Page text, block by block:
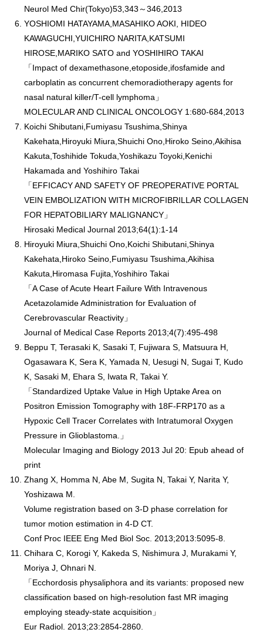
Neurol Med Chir(Tokyo)53,343～346,2013
YOSHIOMI HATAYAMA,MASAHIKO AOKI, HIDEO
KAWAGUCHI,YUICHIRO NARITA,KATSUMI
HIROSE,MARIKO SATO and YOSHIHIRO TAKAI
「Impact of dexamethasone,etoposide,ifosfamide and
carboplatin as concurrent chemoradiotherapy agents for
nasal natural killer/T-cell lymphoma」
MOLECULAR AND CLINICAL ONCOLOGY 1:680-684,2013
Koichi Shibutani,Fumiyasu Tsushima,Shinya
Kakehata,Hiroyuki Miura,Shuichi Ono,Hiroko Seino,Akihisa
Kakuta,Toshihide Tokuda,Yoshikazu Toyoki,Kenichi
Hakamada and Yoshihiro Takai
「EFFICACY AND SAFETY OF PREOPERATIVE PORTAL
VEIN EMBOLIZATION WITH MICROFIBRILLAR COLLAGEN
FOR HEPATOBILIARY MALIGNANCY」
Hirosaki Medical Journal 2013;64(1):1-14
Hiroyuki Miura,Shuichi Ono,Koichi Shibutani,Shinya
Kakehata,Hiroko Seino,Fumiyasu Tsushima,Akihisa
Kakuta,Hiromasa Fujita,Yoshihiro Takai
「A Case of Acute Heart Failure With Intravenous
Acetazolamide Administration for Evaluation of
Cerebrovascular Reactivity」
Journal of Medical Case Reports 2013;4(7):495-498
Beppu T, Terasaki K, Sasaki T, Fujiwara S, Matsuura H,
Ogasawara K, Sera K, Yamada N, Uesugi N, Sugai T, Kudo
K, Sasaki M, Ehara S, Iwata R, Takai Y.
「Standardized Uptake Value in High Uptake Area on
Positron Emission Tomography with 18F-FRP170 as a
Hypoxic Cell Tracer Correlates with Intratumoral Oxygen
Pressure in Glioblastoma.」
Molecular Imaging and Biology 2013 Jul 20: Epub ahead of
print
Zhang X, Homma N, Abe M, Sugita N, Takai Y, Narita Y,
Yoshizawa M.
Volume registration based on 3-D phase correlation for
tumor motion estimation in 4-D CT.
Conf Proc IEEE Eng Med Biol Soc. 2013;2013:5095-8.
Chihara C, Korogi Y, Kakeda S, Nishimura J, Murakami Y,
Moriya J, Ohnari N.
「Ecchordosis physaliphora and its variants: proposed new
classification based on high-resolution fast MR imaging
employing steady-state acquisition」
Eur Radiol. 2013;23:2854-2860.